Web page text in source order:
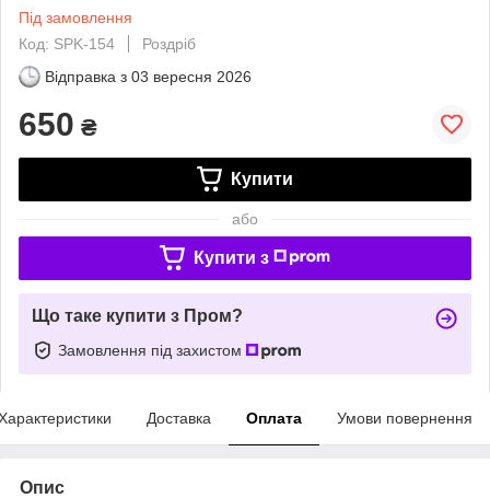
Під замовлення
Код: SPK-154
Роздріб
Відправка з 03 вересня 2026
650 ₴
Купити
або
Купити з
Що таке купити з Пром?
Замовлення під захистом
Доставка Оплата Умови повернення
Опис